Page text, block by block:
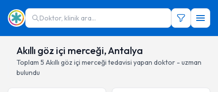
Doktor, klinik ara...
Akıllı göz içi merceği, Antalya
Toplam 5 Akıllı göz içi merceği tedavisi yapan doktor - uzman
bulundu